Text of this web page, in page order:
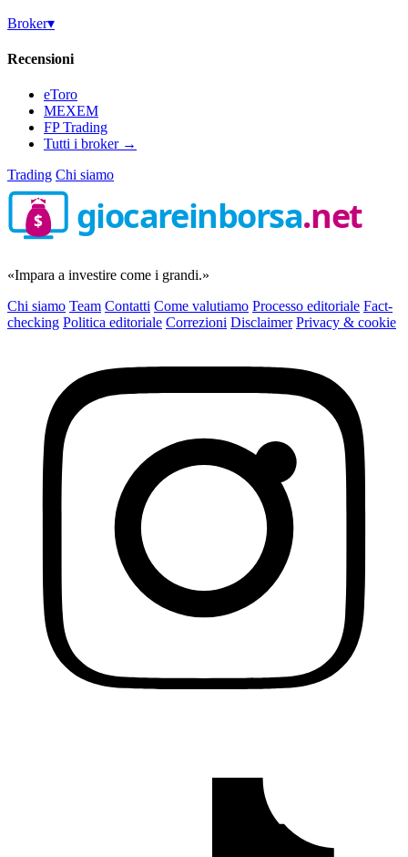
Broker▾
Recensioni
eToro
MEXEM
FP Trading
Tutti i broker →
Trading Chi siamo
$ giocareinborsa.net
«Impara a investire come i grandi.»
Chi siamo Team Contatti Come valutiamo Processo editoriale Fact-
checking Politica editoriale Correzioni Disclaimer Privacy & cookie